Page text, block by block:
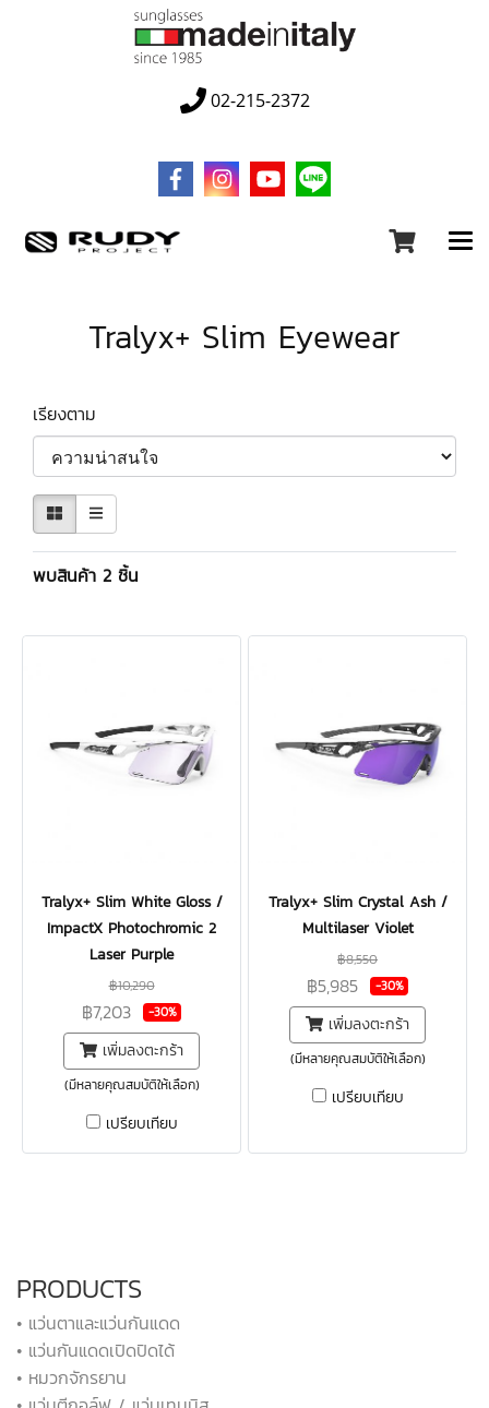
02-215-2372
Tralyx+ Slim Eyewear
เรียงตาม
พบสินค้า 2 ชิ้น
Tralyx+ Slim White Gloss /
ImpactX Photochromic 2
Laser Purple
฿10,290
฿7,203 -30%
เพิ่มลงตะกร้า
(มีหลายคุณสมบัติให้เลือก)
เปรียบเทียบ
Tralyx+ Slim Crystal Ash /
Multilaser Violet
฿8,550
฿5,985 -30%
เพิ่มลงตะกร้า
(มีหลายคุณสมบัติให้เลือก)
เปรียบเทียบ
PRODUCTS
• แว่นตาและแว่นกันแดด
• แว่นกันแดดเปิดปิดได้
• หมวกจักรยาน